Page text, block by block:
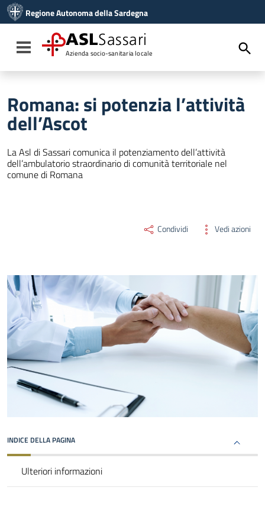
Vai al menu di navigazione
Vai al footer
Regione Autonoma della Sardegna
Toggle navigation
ASLSassari
Azienda socio-sanitaria locale
Romana: si potenzia l’attività
dell’Ascot
La Asl di Sassari comunica il potenziamento dell’attività
dell’ambulatorio straordinario di comunità territoriale nel
comune di Romana
Condividi Vedi azioni
INDICE DELLA PAGINA
Ulteriori informazioni